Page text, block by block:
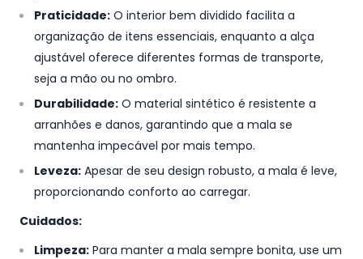
Praticidade: O interior bem dividido facilita a
organização de itens essenciais, enquanto a alça
ajustável oferece diferentes formas de transporte,
seja a mão ou no ombro.
Durabilidade: O material sintético é resistente a
arranhões e danos, garantindo que a mala se
mantenha impecável por mais tempo.
Leveza: Apesar de seu design robusto, a mala é leve,
proporcionando conforto ao carregar.
Cuidados:
Limpeza: Para manter a mala sempre bonita, use um